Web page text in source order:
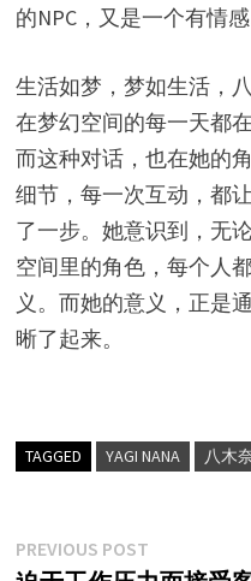
的NPC，又是一个有情
生活如梦，梦如生活，
在梦幻空间的每一天都
而这种对话，也在她的
细节，每一次互动，都
了一步。她意识到，无
空间里的角色，每个人
义。而她的意义，正是
晰了起来。
TAGGED YAGI NANA 八木
文
PREVIOUS POSTPrevious